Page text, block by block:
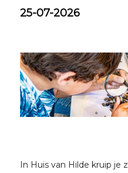
25-07-2026
In Huis van Hilde kruip je